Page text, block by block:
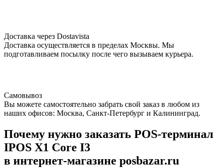
Доставка через Dostavista
Доставка осуществляется в пределах Москвы. Мы
подготавливаем посылку после чего вызываем курьера.
Самовывоз
Вы можете самостоятельно забрать свой заказ в любом из
наших офисов: Москва, Санкт-Петербург и Калининград.
Почему нужно заказать POS-терминал
IPOS X1 Core I3
в интернет-магазине posbazar.ru